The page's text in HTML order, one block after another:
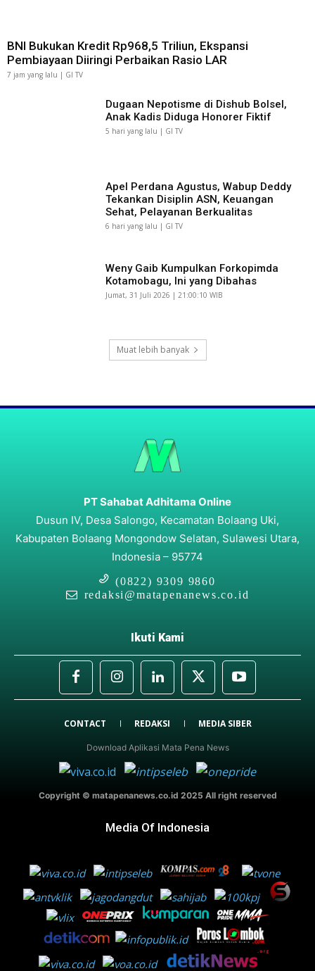
BNI Bukukan Kredit Rp968,5 Triliun, Ekspansi
Pembiayaan Diiringi Perbaikan Rasio LAR
7 jam yang lalu | GI TV
Dugaan Nepotisme di Dishub Bolsel,
Anak Kadis Diduga Honorer Fiktif
5 hari yang lalu | GI TV
Apel Perdana Agustus, Wabup Deddy
Tekankan Disiplin ASN, Keuangan
Sehat, Pelayanan Berkualitas
6 hari yang lalu | GI TV
Weny Gaib Kumpulkan Forkopimda
Kotamobagu, Ini yang Dibahas
Jumat, 31 Juli 2026 | 21:00:10 WIB
Muat lebih banyak
PT Sahabat Adhitama Online
Dusun IV, Desa Salongo, Kecamatan Bolaang Uki,
Kabupaten Bolaang Mongondow Selatan, Sulawesi Utara,
Indonesia – 95774
(0822) 9309 9860
redaksi@matapenanews.co.id
Ikuti Kami
CONTACT REDAKSI MEDIA SIBER
Download Aplikasi Mata Pena News
Copyright © matapenanews.co.id 2025 All right reserved
Media Of Indonesia